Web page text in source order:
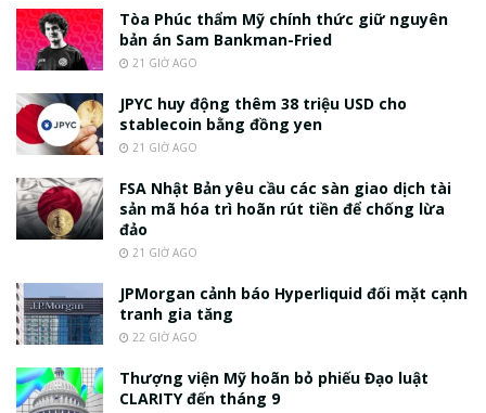
Tòa Phúc thẩm Mỹ chính thức giữ nguyên
bản án Sam Bankman-Fried
21 GIỜ AGO
JPYC huy động thêm 38 triệu USD cho
stablecoin bằng đồng yen
21 GIỜ AGO
FSA Nhật Bản yêu cầu các sàn giao dịch tài
sản mã hóa trì hoãn rút tiền để chống lừa
đảo
21 GIỜ AGO
JPMorgan cảnh báo Hyperliquid đối mặt cạnh
tranh gia tăng
22 GIỜ AGO
Thượng viện Mỹ hoãn bỏ phiếu Đạo luật
CLARITY đến tháng 9